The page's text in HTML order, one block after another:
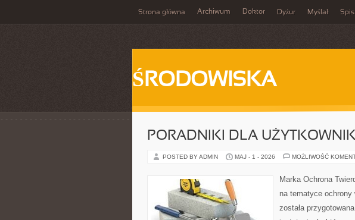
Strona główna Archiwum Doktor Dyżur Myślał Spis
ŚRODOWISKA
PORADNIKI DLA
POSTED BY ADMIN MAJ - 1 - 2026 MOŻLIWOŚĆ
Marka Ochrona
na tematyce
została